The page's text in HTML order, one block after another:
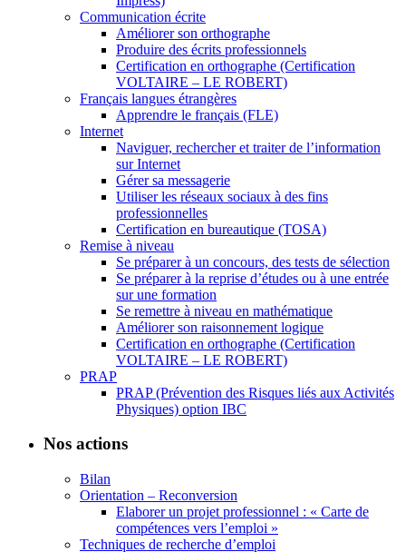
Communication écrite
Améliorer son orthographe
Produire des écrits professionnels
Certification en orthographe (Certification
VOLTAIRE – LE ROBERT)
Français langues étrangères
Apprendre le français (FLE)
Internet
Naviguer, rechercher et traiter de l’information
sur Internet
Gérer sa messagerie
Utiliser les réseaux sociaux à des fins
professionnelles
Certification en bureautique (TOSA)
Remise à niveau
Se préparer à un concours, des tests de sélection
Se préparer à la reprise d’études ou à une entrée
sur une formation
Se remettre à niveau en mathématique
Améliorer son raisonnement logique
Certification en orthographe (Certification
VOLTAIRE – LE ROBERT)
PRAP
PRAP (Prévention des Risques liés aux Activités
Physiques) option IBC
Nos actions
Bilan
Orientation – Reconversion
Elaborer un projet professionnel : « Carte de
compétences vers l’emploi »
Techniques de recherche d’emploi